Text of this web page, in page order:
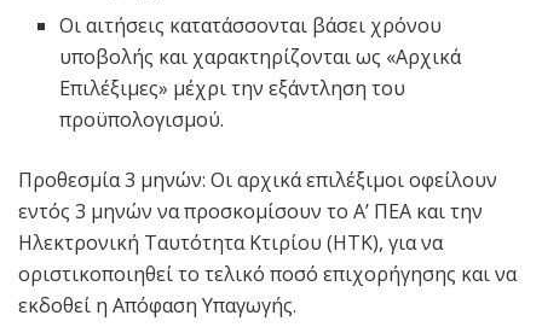
Οι αιτήσεις κατατάσσονται βάσει χρόνου
υποβολής και χαρακτηρίζονται ως «Αρχικά
Επιλέξιμες» μέχρι την εξάντληση του
προϋπολογισμού.
Προθεσμία 3 μηνών: Οι αρχικά επιλέξιμοι οφείλουν
εντός 3 μηνών να προσκομίσουν το Α’ ΠΕΑ και την
Ηλεκτρονική Ταυτότητα Κτιρίου (ΗΤΚ), για να
οριστικοποιηθεί το τελικό ποσό επιχορήγησης και να
εκδοθεί η Απόφαση Υπαγωγής.